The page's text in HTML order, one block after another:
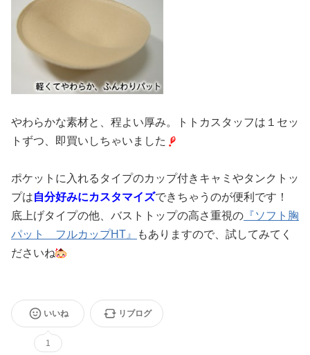
やわらかな素材と、程よい厚み。トトカスタッフは１セッ
トずつ、即買いしちゃいました
ポケットに入れるタイプのカップ付きキャミやタンクトッ
プは自分好みにカスタマイズできちゃうのが便利です！
底上げタイプの他、バストトップの高さ重視の 『ソフト胸
パット フルカップHT』
もありますので、試してみてく
ださいね
いいね
1
リブログ